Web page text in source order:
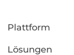
Plattform
Lösungen